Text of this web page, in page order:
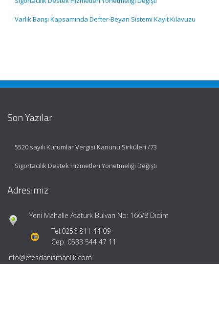
Varlık Barışı Kapsamında Defter-Beyan Sistemi Kayıt Kılavuzu
Son Yazılar
5520 sayılı Kurumlar Vergisi Kanunu Sirküleri /73
Sigortacılık Destek Hizmetleri Yönetmeliği Değişti
Adresimiz
Yeni Mahalle Atatürk Bulvarı No: 166/8 Didim
Tel:0256 811 44 09
Cep: 0533 544 47 11
info@efesdanismanlik.com